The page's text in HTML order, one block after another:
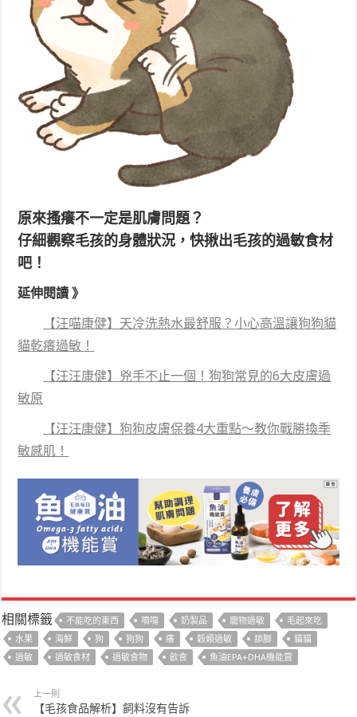
原來搔癢不一定是肌膚問題？
仔細觀察毛孩的身體狀況，快揪出毛孩的過敏食材
吧！
延伸閱讀 》
【汪喵康健】天冷洗熱水最舒服？小心高溫讓狗狗貓
貓乾癢過敏！
【汪汪康健】兇手不止一個！狗狗常見的6大皮膚過
敏原
【汪汪康健】狗狗皮膚保養4大重點～教你戰勝換季
敏感肌！
相關標籤 不能吃的東西 噴嚏 奶製品 寵物過敏
毛起來吃
水果
海鮮 狗 狗狗 癢 穀類過敏 舔腳
貓貓
過敏
過敏食材 過敏食物 飲食 魚油EPA+DHA機能賞
上一則
【毛孩食品解析】飼料沒有告訴